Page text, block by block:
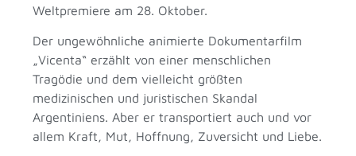
Weltpremiere am 28. Oktober.
Der ungewöhnliche animierte Dokumentarfilm
„Vicenta“ erzählt von einer menschlichen
Tragödie und dem vielleicht größten
medizinischen und juristischen Skandal
Argentiniens. Aber er transportiert auch und vor
allem Kraft, Mut, Hoffnung, Zuversicht und Liebe.